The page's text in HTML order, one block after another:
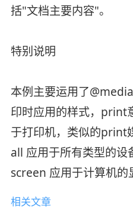
括"文档主要内容"。
特别说明
本例主要运用了
印时应用的样式，print
于打印机，类似的print
all 应用于所有类型的设
screen 应用于计算机的
相关文章